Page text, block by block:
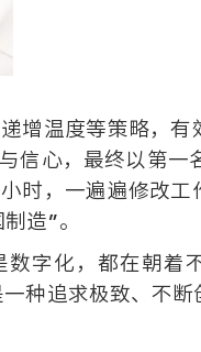
增温度等策略，有
信心，最终以第一
，一遍遍修改工
造”。
字化，都在朝着
种追求极致、不